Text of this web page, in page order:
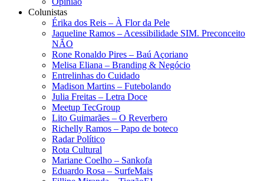
Colunistas
Érika dos Reis​ – À Flor da Pele
Jaqueline Ramos – Acessibilidade SIM. Preconceito
NÃO
Rone Ronaldo Pires – Baú Açoriano
Melisa Eliana – Branding & Negócio
Entrelinhas do Cuidado
Madison Martins – Futebolando
Julia Freitas​ – Letra Doce
Meetup TecGroup
Lito Guimarães – O Reverbero
Richelly Ramos​ – Papo de boteco
Radar Político
Rota Cultural
Mariane Coelho – Sankofa
Eduardo Rosa​ – SurfeMais